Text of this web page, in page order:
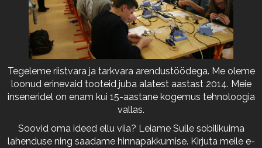
Tegeleme riistvara ja tarkvara arendustöödega. Me oleme
loonud erinevaid tooteid juba alatest aastast 2014. Meie
inseneridel on enam kui 15-aastane kogemus tehnoloogia
vallas.
Soovid oma ideed ellu viia? Leiame Sulle sobilikuima
lahenduse ning saadame hinnapakkumise. Kirjuta meile e-